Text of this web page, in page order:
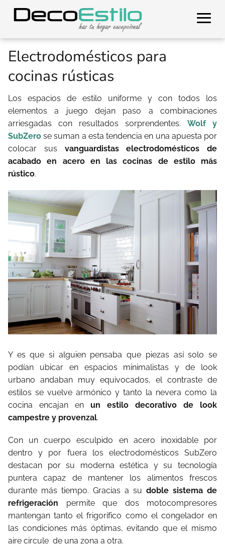
Electrodomésticos para
cocinas rústicas
Los espacios de estilo uniforme y con todos los
elementos a juego dejan paso a combinaciones
arriesgadas con resultados sorprendentes. Wolf y
SubZero se suman a esta tendencia en una apuesta por
colocar sus vanguardistas electrodomésticos de
acabado en acero en las cocinas de estilo más
rústico.
Y es que si alguien pensaba que piezas así solo se
podían ubicar en espacios minimalistas y de look
urbano andaban muy equivocados, el contraste de
estilos se vuelve armónico y tanto la nevera como la
cocina encajan en un estilo decorativo de look
campestre y provenzal.
Con un cuerpo esculpido en acero inoxidable por
dentro y por fuera los electrodomésticos SubZero
destacan por su moderna estética y su tecnología
puntera capaz de mantener los alimentos frescos
durante más tiempo. Gracias a su doble sistema de
refrigeración permite que dos motocompresores
mantengan tanto el frigorífico como el congelador en
las condiciones más óptimas, evitando que el mismo
aire circule de una zona a otra.